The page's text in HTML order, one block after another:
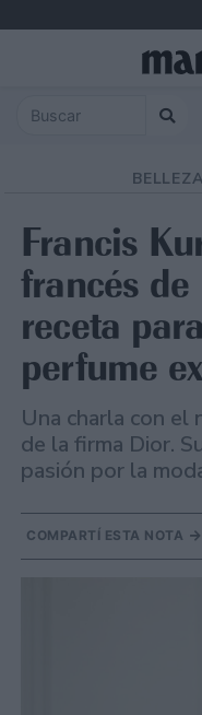
Francis
francés
receta
perfume
Una charla con
de la firma Dior.
pasión por la
COMPARTÍ ESTA NOTA